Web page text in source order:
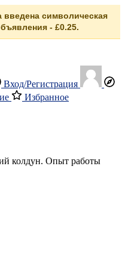
символическая
- £0.25.
Вход/Регистрация
Избранное
колдун. Опыт работы